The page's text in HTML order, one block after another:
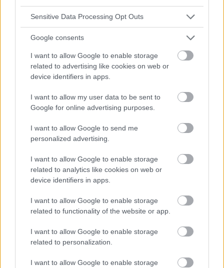
Sensitive Data Processing Opt Outs
Google consents
I want to allow Google to enable storage
related to advertising like cookies on web or
device identifiers in apps.
I want to allow my user data to be sent to
Google for online advertising purposes.
I want to allow Google to send me
personalized advertising.
I want to allow Google to enable storage
related to analytics like cookies on web or
device identifiers in apps.
I want to allow Google to enable storage
related to functionality of the website or app.
I want to allow Google to enable storage
related to personalization.
I want to allow Google to enable storage
educativo e informativo. El editor y los redactores del sitio no son
responsables de los efectos de su aplicación. Antes de aplicar
los consejos y sugerencias incluidos en este sitio web consúltalo
con un médico.